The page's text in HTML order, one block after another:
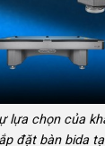
lựa chọn của
đặt bàn bida